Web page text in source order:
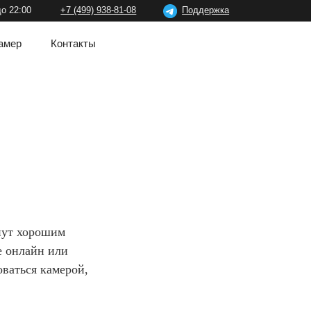
938-81-08 Поддержка
хорошим
онлайн или
камерой,